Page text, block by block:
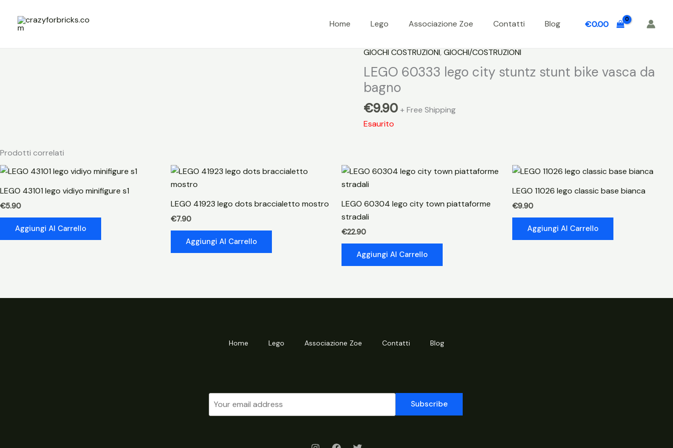
contenuto
Home Lego Associazione Zoe Contatti Blog €0.00
GIOCHI COSTRUZIONI, GIOCHI/COSTRUZIONI
LEGO 60333 lego city stuntz stunt bike vasca da
bagno
€9.90 + Free Shipping
Esaurito
Prodotti correlati
LEGO 43101 lego vidiyo minifigure s1
€5.90
Aggiungi Al Carrello
LEGO 41923 lego dots braccialetto mostro
€7.90
Aggiungi Al Carrello
LEGO 60304 lego city town piattaforme
stradali
€22.90
Aggiungi Al Carrello
LEGO 11026 lego classic base bianca
€9.90
Aggiungi Al Carrello
Home Lego Associazione Zoe Contatti Blog
Subscribe